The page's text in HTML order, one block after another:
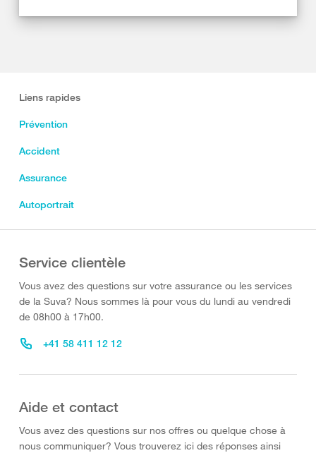
Liens rapides
Prévention
Accident
Assurance
Autoportrait
Service clientèle
Vous avez des questions sur votre assurance ou les services
de la Suva? Nous sommes là pour vous du lundi au vendredi
de 08h00 à 17h00.
+41 58 411 12 12
Aide et contact
Vous avez des questions sur nos offres ou quelque chose à
nous communiquer? Vous trouverez ici des réponses ainsi